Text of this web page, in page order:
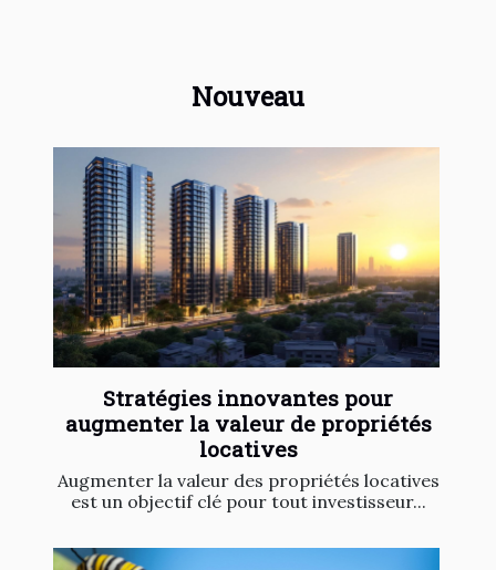
Nouveau
Stratégies innovantes pour
augmenter la valeur de propriétés
locatives
Augmenter la valeur des propriétés locatives
est un objectif clé pour tout investisseur...